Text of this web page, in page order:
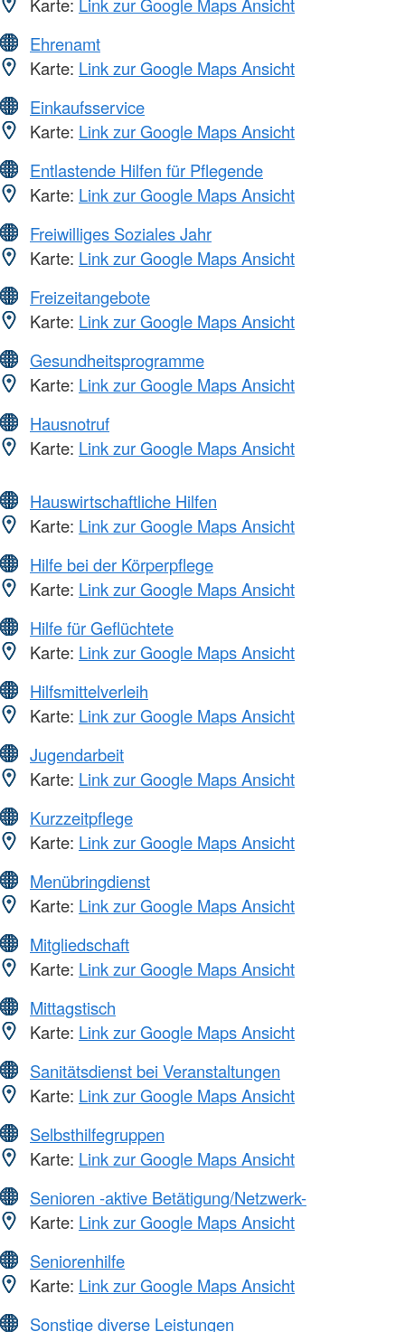
Ehrenamt
Karte: Link zur Google Maps Ansicht
Einkaufsservice
Karte: Link zur Google Maps Ansicht
Entlastende Hilfen für Pflegende
Karte: Link zur Google Maps Ansicht
Freiwilliges Soziales Jahr
Karte: Link zur Google Maps Ansicht
Freizeitangebote
Karte: Link zur Google Maps Ansicht
Gesundheitsprogramme
Karte: Link zur Google Maps Ansicht
Hausnotruf
Karte: Link zur Google Maps Ansicht
Hauswirtschaftliche Hilfen
Karte: Link zur Google Maps Ansicht
Hilfe bei der Körperpflege
Karte: Link zur Google Maps Ansicht
Hilfe für Geflüchtete
Karte: Link zur Google Maps Ansicht
Hilfsmittelverleih
Karte: Link zur Google Maps Ansicht
Jugendarbeit
Karte: Link zur Google Maps Ansicht
Kurzzeitpflege
Karte: Link zur Google Maps Ansicht
Menübringdienst
Karte: Link zur Google Maps Ansicht
Mitgliedschaft
Karte: Link zur Google Maps Ansicht
Mittagstisch
Karte: Link zur Google Maps Ansicht
Sanitätsdienst bei Veranstaltungen
Karte: Link zur Google Maps Ansicht
Selbsthilfegruppen
Karte: Link zur Google Maps Ansicht
Senioren -aktive Betätigung/Netzwerk-
Karte: Link zur Google Maps Ansicht
Seniorenhilfe
Karte: Link zur Google Maps Ansicht
Sonstige diverse Leistungen